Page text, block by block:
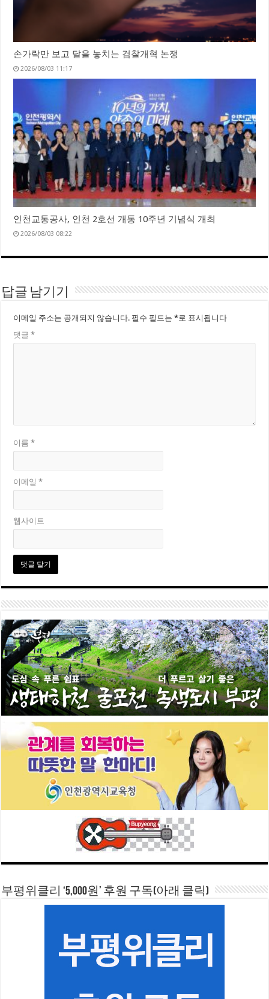
손가락만 보고 달을 놓치는 검찰개혁 논쟁
2026/08/03 11:17
인천교통공사, 인천 2호선 개통 10주년 기념식 개최
2026/08/03 08:22
답글 남기기
이메일 주소는 공개되지 않습니다. 필수 필드는*로 표시됩니다
댓글*
이름*
이메일*
웹사이트
부평위클리 ‘5,000원’ 후원 구독(아래 클릭)